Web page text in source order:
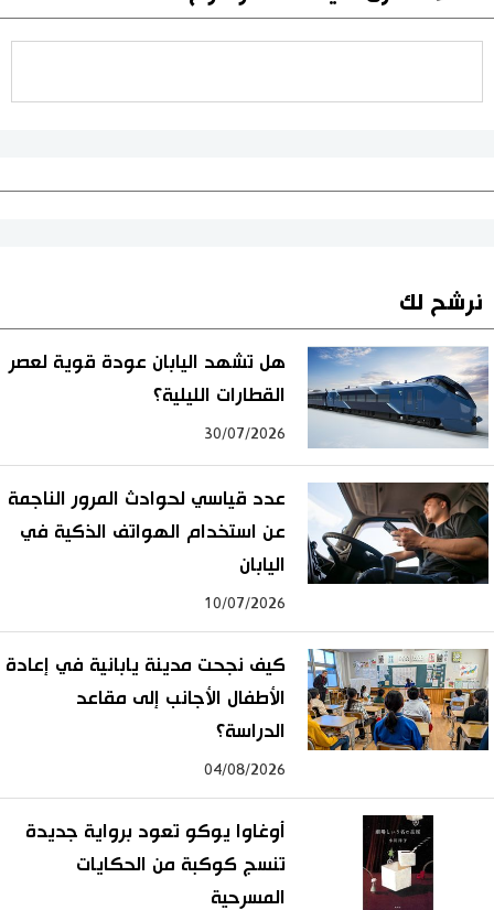
نرشح لك
هل تشهد اليابان عودة قوية لعصر
القطارات الليلية؟
30/07/2026
عدد قياسي لحوادث المرور الناجمة
عن استخدام الهواتف الذكية في
اليابان
10/07/2026
كيف نجحت مدينة يابانية في إعادة
الأطفال الأجانب إلى مقاعد
الدراسة؟
04/08/2026
أوغاوا يوكو تعود برواية جديدة
تنسج كوكبة من الحكايات
المسرحية